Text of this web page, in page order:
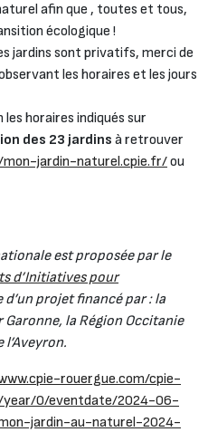
afin que , toutes et tous,
écologique !
jardins sont privatifs, merci de
les horaires et les jours
horaires indiqués sur
des 23 jardins à retrouver
jardin-naturel.cpie.fr/ou
est proposée par le
d’Initiatives pour
d’un projet financé par : la
Garonne, la Région Occitanie
rouergue.com/cpie-
year/0/eventdate/2024-06-
jardin-au-naturel-2024-